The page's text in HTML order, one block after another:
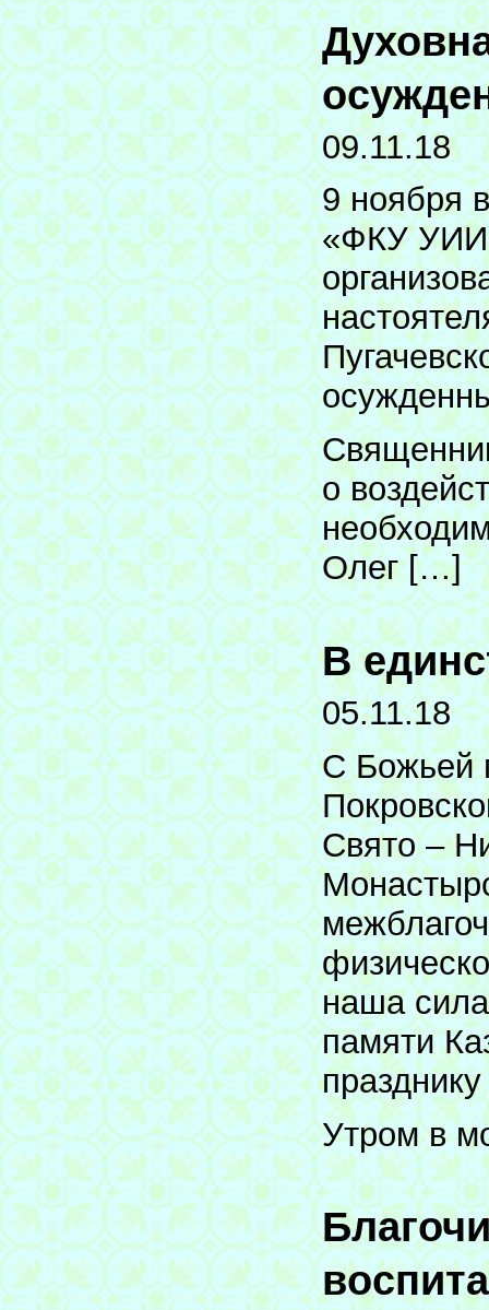
09.11.18
9 ноября
«ФКУ УИИ
о
Олег […]
В
05.11.18
С Божьей
Свято –
наша
памяти
Утром в